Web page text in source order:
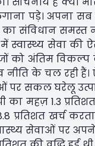
पड़े। अपना
संविधान समस्त
सेवा की
अंतिम विकल्प
नीति के चल रही
पर सकल घरेलू
महज़ 1.3
प्रतिशत खर्च
सेवाओं पर